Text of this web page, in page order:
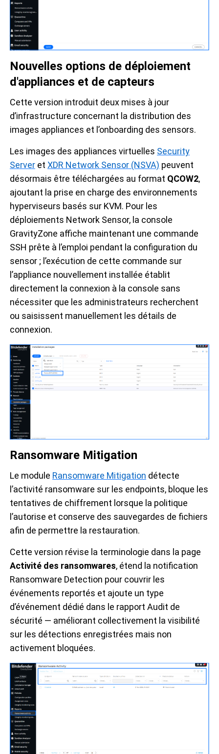
Nouvelles options de déploiement
d'appliances et de capteurs
Cette version introduit deux mises à jour
d’infrastructure concernant la distribution des
images appliances et l’onboarding des sensors.
Les images des appliances virtuelles Security
Server et XDR Network Sensor (NSVA) peuvent
désormais être téléchargées au format QCOW2,
ajoutant la prise en charge des environnements
hyperviseurs basés sur KVM. Pour les
déploiements Network Sensor, la console
GravityZone affiche maintenant une commande
SSH prête à l’emploi pendant la configuration du
sensor ; l’exécution de cette commande sur
l’appliance nouvellement installée établit
directement la connexion à la console sans
nécessiter que les administrateurs recherchent
ou saisissent manuellement les détails de
connexion.
Ransomware Mitigation
Le module Ransomware Mitigation détecte
l’activité ransomware sur les endpoints, bloque les
tentatives de chiffrement lorsque la politique
l’autorise et conserve des sauvegardes de fichiers
afin de permettre la restauration.
Cette version révise la terminologie dans la page
Activité des ransomwares, étend la notification
Ransomware Detection pour couvrir les
événements reportés et ajoute un type
d’événement dédié dans le rapport Audit de
sécurité — améliorant collectivement la visibilité
sur les détections enregistrées mais non
activement bloquées.